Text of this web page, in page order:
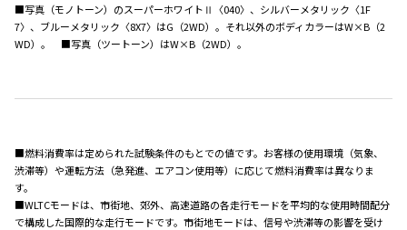
■写真（モノトーン）のスーパーホワイトⅡ〈040〉、シルバーメタリック〈1F
7〉、ブルーメタリック〈8X7〉はG（2WD）。それ以外のボディカラーはW×B（2
WD）。 ■写真（ツートーン）はW×B（2WD）。
■燃料消費率は定められた試験条件のもとでの値です。お客様の使用環境（気象、
渋滞等）や運転方法（急発進、エアコン使用等）に応じて燃料消費率は異なりま
す。
■WLTCモードは、市街地、郊外、高速道路の各走行モードを平均的な使用時間配分
で構成した国際的な走行モードです。市街地モードは、信号や渋滞等の影響を受け